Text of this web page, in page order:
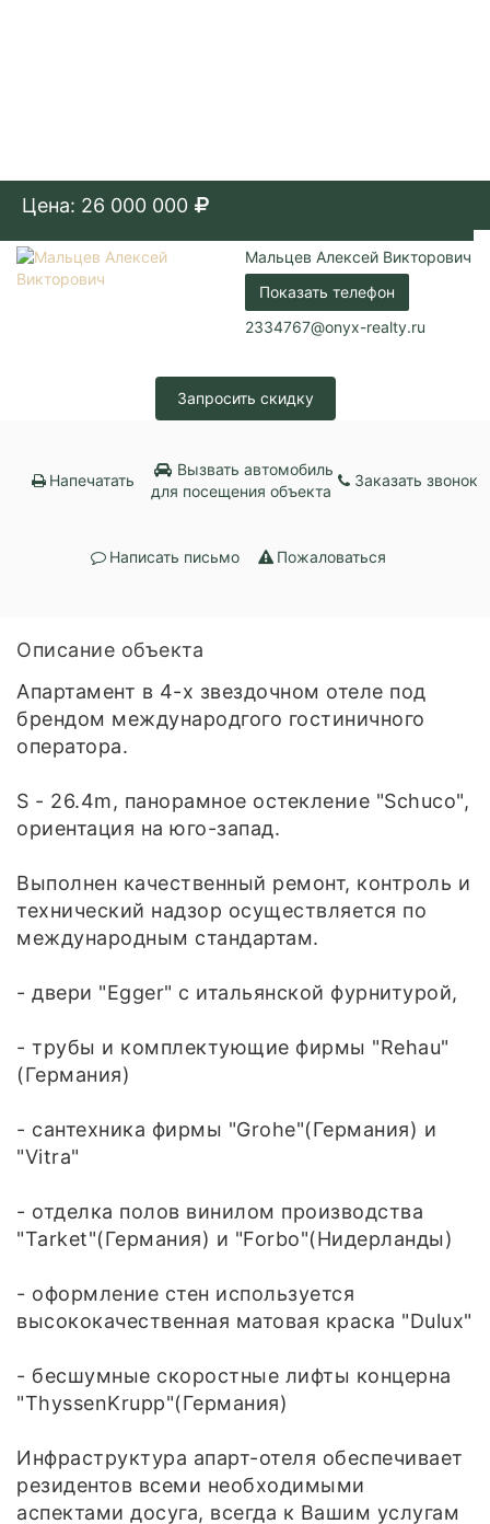
Цена: 26 000 000
Мальцев Алексей Викторович
Показать телефон
2334767@onyx-realty.ru
Запросить скидку
Напечатать
Вызвать автомобиль
для посещения объекта
Заказать звонок
Написать письмо Пожаловаться
Описание объекта
Апартамент в 4-х звездочном отеле под
брендом международгого гостиничного
оператора.
S - 26.4m, панорамное остекление "Schuco",
ориентация на юго-запад.
Выполнен качественный ремонт, контроль и
технический надзор осуществляется по
международным стандартам.
- двери "Egger" с итальянской фурнитурой,
- трубы и комплектующие фирмы "Rehau"
(Германия)
- сантехника фирмы "Grohe"(Германия) и
"Vitra"
- отделка полов винилом производства
"Tarket"(Германия) и "Forbo"(Нидерланды)
- оформление стен используется
высококачественная матовая краска "Dulux"
- бесшумные скоростные лифты концерна
"ThyssenKrupp"(Германия)
Инфраструктура апарт-отеля обеспечивает
резидентов всеми необходимыми
аспектами досуга, всегда к Вашим услугам